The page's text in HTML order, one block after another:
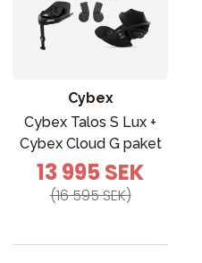
Cybex
Cybex Talos S Lux +
Cybex Cloud G paket
13 995 SEK
(16 595 SEK)